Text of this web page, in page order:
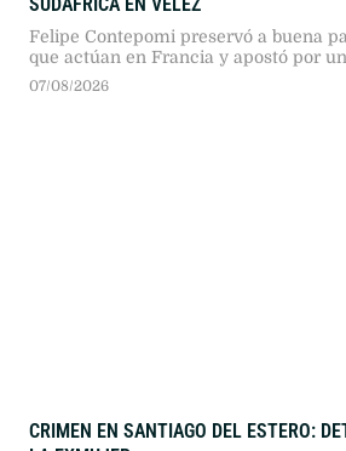
SUDÁFRICA EN VÉLEZ
Felipe Contepomi preservó a buena
que actúan en Francia y apostó por
poca experiencia para medirse con el
07/08/2026
CRIMEN EN SANTIAGO DEL ESTERO: